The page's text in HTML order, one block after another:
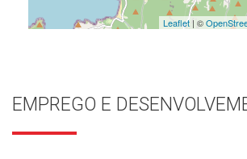
Leaflet| ©
EMPREGO E